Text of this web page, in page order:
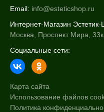
Email: info@esteticshop.ru
Интернет-Магазин
Москва, Проспект Мира,
Социальные сети:
Карта сайта
Использование файлов
Политика